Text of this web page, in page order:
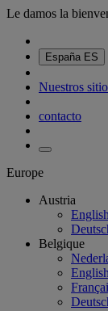
Le damos la
España ES
Nuestros
contacto
Europe
Austria
English
Belgique
English